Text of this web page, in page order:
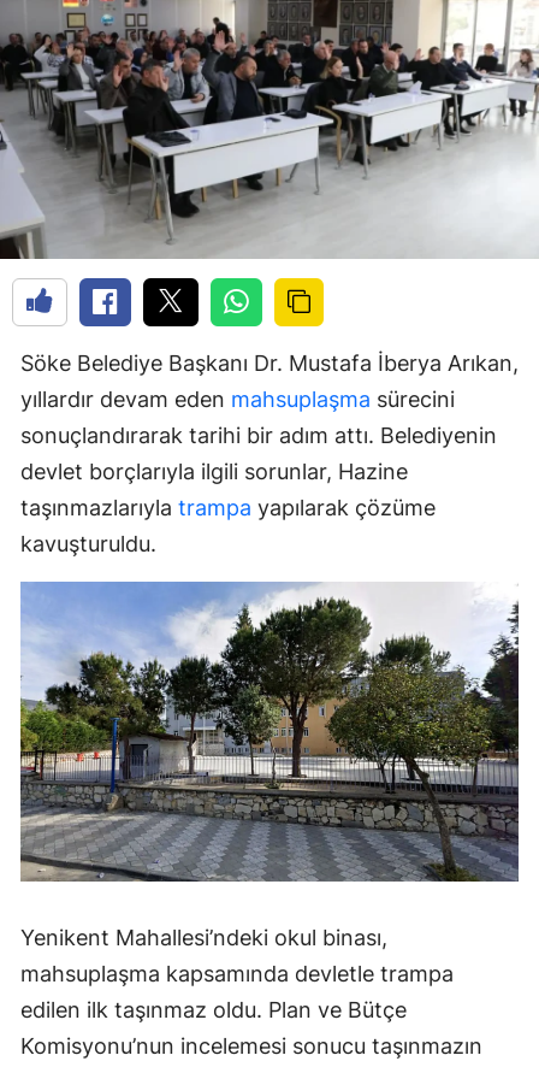
Söke Belediye Başkanı Dr. Mustafa İberya Arıkan,
yıllardır devam eden mahsuplaşma sürecini
sonuçlandırarak tarihi bir adım attı. Belediyenin
devlet borçlarıyla ilgili sorunlar, Hazine
taşınmazlarıyla trampa yapılarak çözüme
kavuşturuldu.
Yenikent Mahallesi’ndeki okul binası,
mahsuplaşma kapsamında devletle trampa
edilen ilk taşınmaz oldu. Plan ve Bütçe
Komisyonu’nun incelemesi sonucu taşınmazın